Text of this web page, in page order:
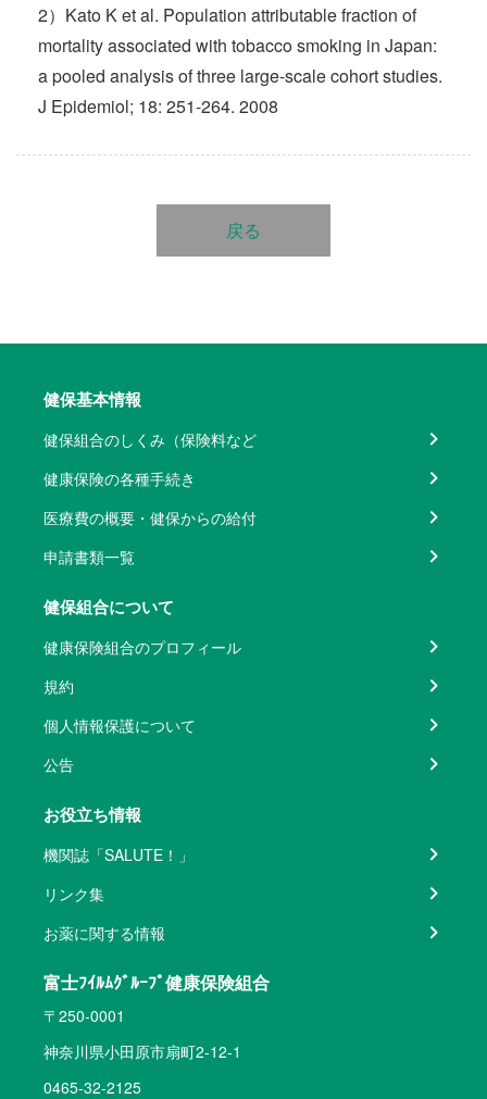
2）Kato K et al. Population attributable fraction of
mortality associated with tobacco smoking in Japan:
a pooled analysis of three large-scale cohort studies.
J Epidemiol; 18: 251-264. 2008
戻る
健保基本情報
健保組合のしくみ（保険料など
健康保険の各種手続き
医療費の概要・健保からの給付
申請書類一覧
健保組合について
健康保険組合のプロフィール
規約
個人情報保護について
公告
お役立ち情報
機関誌「SALUTE！」
リンク集
お薬に関する情報
富士ﾌｲﾙﾑｸﾞﾙｰﾌﾟ健康保険組合
〒250-0001
神奈川県小田原市扇町2-12-1
0465-32-2125